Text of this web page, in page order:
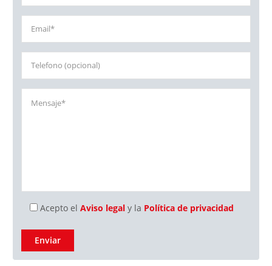
Acepto el Aviso legal y la Política de privacidad